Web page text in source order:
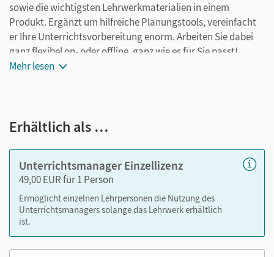
sowie die wichtigsten Lehrwerkmaterialien in einem
Produkt. Ergänzt um hilfreiche Planungstools, vereinfacht
er Ihre Unterrichtsvorbereitung enorm. Arbeiten Sie dabei
ganz flexibel on- oder offline, ganz wie es für Sie passt!
Ihr Unterrichtsmanager enthält:
Schulbuch Lehrkräftefassung als E-Book
Workbook Lehrkräftefassung mit Audios (inklusive
geschlossenen Aufgaben)
alle Audios und Videos der CD und DVD mit
Transkripten
Mehr lesen
Erhältlich als …
Unterrichtsmanager Einzellizenz
49,00 EUR für 1 Person
Ermöglicht einzelnen Lehrpersonen die Nutzung des
Unterrichtsmanagers solange das Lehrwerk erhältlich
ist.